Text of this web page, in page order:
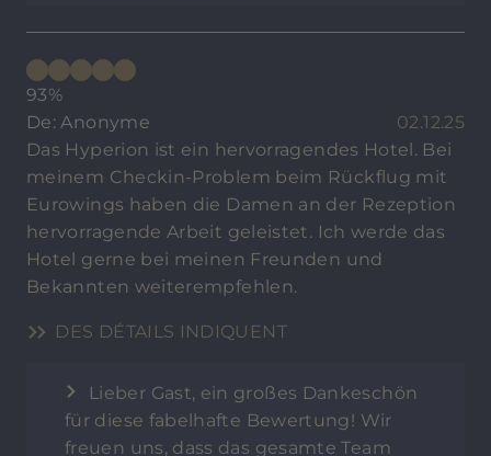
93%
De: Anonyme
02.12.25
Das Hyperion ist ein hervorragendes Hotel. Bei
meinem Checkin-Problem beim Rückflug mit
Eurowings haben die Damen an der Rezeption
hervorragende Arbeit geleistet. Ich werde das
Hotel gerne bei meinen Freunden und
Bekannten weiterempfehlen.
DES DÉTAILS INDIQUENT
Lieber Gast, ein großes Dankeschön
für diese fabelhafte Bewertung! Wir
freuen uns, dass das gesamte Team